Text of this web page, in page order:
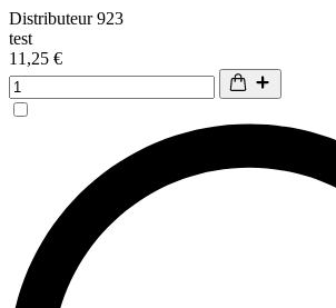
Distributeur 923
test
11,25 €